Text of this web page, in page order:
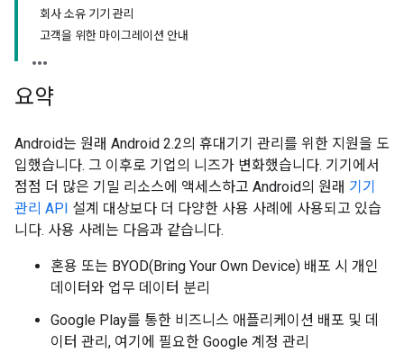
회사 소유 기기 관리
고객을 위한 마이그레이션 안내
요약
Android는 원래 Android 2.2의 휴대기기 관리를 위한 지원을 도
입했습니다. 그 이후로 기업의 니즈가 변화했습니다. 기기에서
점점 더 많은 기밀 리소스에 액세스하고 Android의 원래 기기
관리 API 설계 대상보다 더 다양한 사용 사례에 사용되고 있습
니다. 사용 사례는 다음과 같습니다.
혼용 또는 BYOD(Bring Your Own Device) 배포 시 개인
데이터와 업무 데이터 분리
Google Play를 통한 비즈니스 애플리케이션 배포 및 데
이터 관리, 여기에 필요한 Google 계정 관리